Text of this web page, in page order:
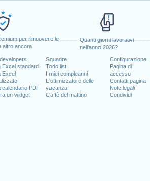
per rimuovere le
altro ancora
Quanti giorni lavorativi
nell'anno 2026?
Excel standard
Excel
calendario PDF
un widget
Squadre
Todo list
I miei compleanni
L'ottimizzatore delle
vacanza
Caffè del mattino
Configurazione
Pagina di
accesso
Contatti pagina
Note legali
Condividi